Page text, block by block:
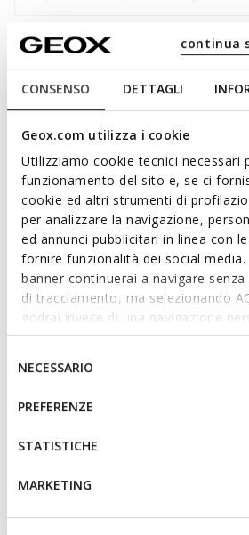
CONSENSO DETTAGLI
Geox.com utilizza i cookie
Utilizziamo cookie tecnici necessari
funzionamento del sito e, se ci
cookie ed altri strumenti di
per analizzare la navigazione,
ed annunci pubblicitari in linea con
fornire funzionalità dei social media.
banner continuerai a navigare
di tracciamento, ma selezionando
godrai invece di una navigazione
base dei tuoi gusti ed interessi.
IMPOSTAZIONI potrai anche
altri strumenti di tracciamento
informazioni o per modificare in
tue impostazioni, visita la nostra
del
consenso
NECESSARIO
PREFERENZE
STATISTICHE
MARKETING
continua
Description
extremely feminine personality. In this
Breathable and comfortable,
summer looks with a unique and bold
ITEM CODE:D65YMH0001JC9999
Features
Thickness of sole: 1,5 cm / 0,6"
Buckle on the strap to adjust the
Materials
Technologies